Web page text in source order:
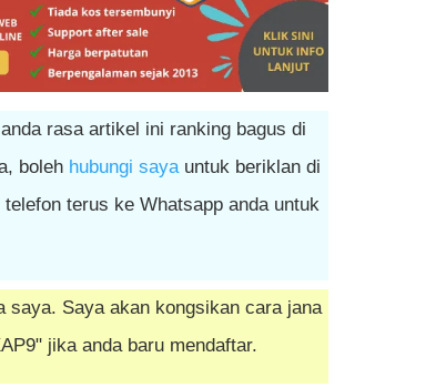
rasa artikel ini ranking bagus di
boleh hubungi sayauntuk beriklan di
terus ke Whatsapp anda untuk
saya. Saya akan kongsikan cara jana
jika anda baru mendaftar.